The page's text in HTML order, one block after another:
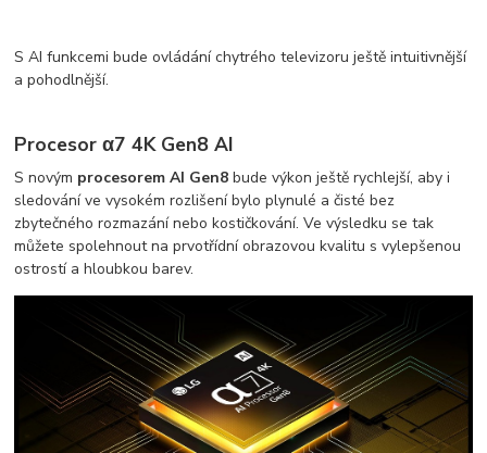
S AI funkcemi bude ovládání chytrého televizoru ještě intuitivnější
a pohodlnější.
Procesor α7 4K Gen8 AI
S novým procesorem AI Gen8bude výkon ještě rychlejší, aby i
sledování ve vysokém rozlišení bylo plynulé a čisté bez
zbytečného rozmazání nebo kostičkování. Ve výsledku se tak
můžete spolehnout na prvotřídní obrazovou kvalitu s vylepšenou
ostrostí a hloubkou barev.